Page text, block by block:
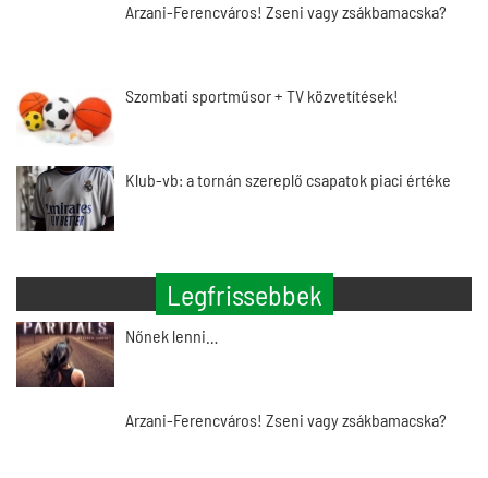
Arzani-Ferencváros! Zseni vagy zsákbamacska?
Szombati sportműsor + TV közvetítések!
Klub-vb: a tornán szereplő csapatok piaci értéke
Legfrissebbek
Nőnek lenni…
Arzani-Ferencváros! Zseni vagy zsákbamacska?